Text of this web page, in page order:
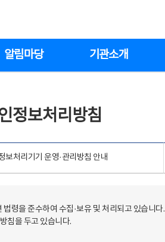
알림마당 기관소개
정보처리방침
보처리기기 운영·관리방침 안내
령을 준수하여 수집·보유 및 처리되고 있습니다.
침을 두고 있습니다.